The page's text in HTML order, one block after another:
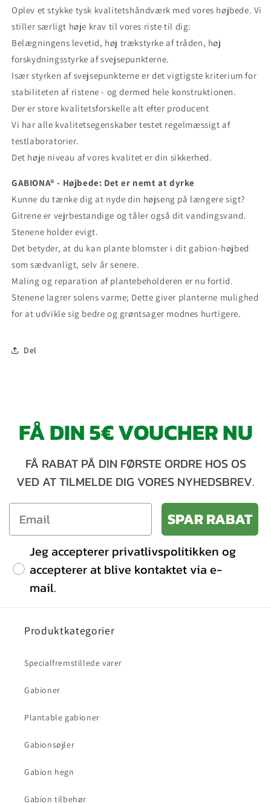
Oplev et stykke tysk kvalitetshåndværk med vores højbede. Vi
stiller særligt høje krav til vores riste til dig:
Belægningens levetid, høj trækstyrke af tråden, høj
forskydningsstyrke af svejsepunkterne.
Især styrken af ​​svejsepunkterne er det vigtigste kriterium for
stabiliteten af ​​ristene - og dermed hele konstruktionen.
Der er store kvalitetsforskelle alt efter producent
Vi har alle kvalitetsegenskaber testet regelmæssigt af
testlaboratorier.
Det høje niveau af vores kvalitet er din sikkerhed.
GABIONA® - Højbede: Det er nemt at dyrke
Kunne du tænke dig at nyde din højseng på længere sigt?
Gitrene er vejrbestandige og tåler også dit vandingsvand.
Stenene holder evigt.
Det betyder, at du kan plante blomster i dit gabion-højbed
som sædvanligt, selv år senere.
Maling og reparation af plantebeholderen er nu fortid.
Stenene lagrer solens varme; Dette giver planterne mulighed
for at udvikle sig bedre og grøntsager modnes hurtigere.
Del
FÅ DIN 5€ VOUCHER NU
FÅ RABAT PÅ DIN FØRSTE ORDRE HOS OS
VED AT TILMELDE DIG VORES NYHEDSBREV.
SPAR RABAT
Jeg accepterer privatlivspolitikken og
accepterer at blive kontaktet via e-
mail.
Produktkategorier
Specialfremstillede varer
Gabioner
Plantable gabioner
Gabionsøjler
Gabion hegn
Gabion tilbehør